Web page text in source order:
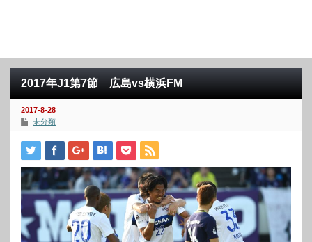
2017年J1第7節 広島vs横浜FM
2017-8-28
未分類